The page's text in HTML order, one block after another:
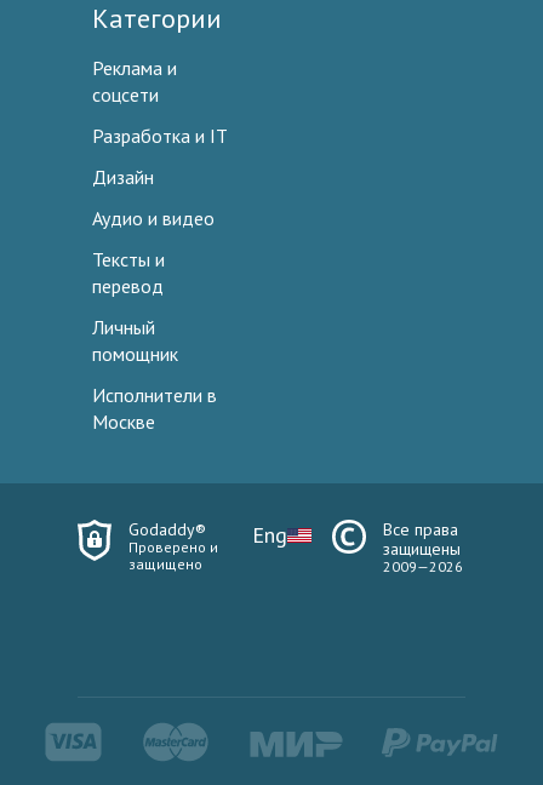
Категории
Реклама и
соцсети
Разработка и IT
Дизайн
Аудио и видео
Тексты и
перевод
Личный
помощник
Исполнители в
Москве
Godaddy®
Проверено и
защищено
Eng
Все права
защищены
2009—2026